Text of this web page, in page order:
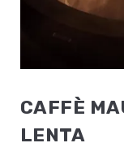
CAFFÈ
LENTA